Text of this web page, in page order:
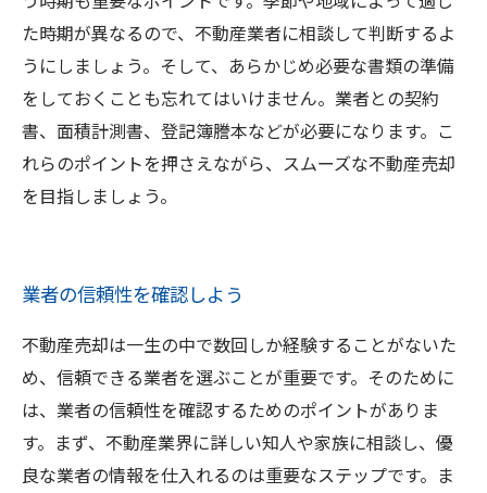
た時期が異なるので、不動産業者に相談して判断するよ
うにしましょう。そして、あらかじめ必要な書類の準備
をしておくことも忘れてはいけません。業者との契約
書、面積計測書、登記簿謄本などが必要になります。こ
れらのポイントを押さえながら、スムーズな不動産売却
を目指しましょう。
業者の信頼性を確認しよう
不動産売却は一生の中で数回しか経験することがないた
め、信頼できる業者を選ぶことが重要です。そのために
は、業者の信頼性を確認するためのポイントがありま
す。まず、不動産業界に詳しい知人や家族に相談し、優
良な業者の情報を仕入れるのは重要なステップです。ま